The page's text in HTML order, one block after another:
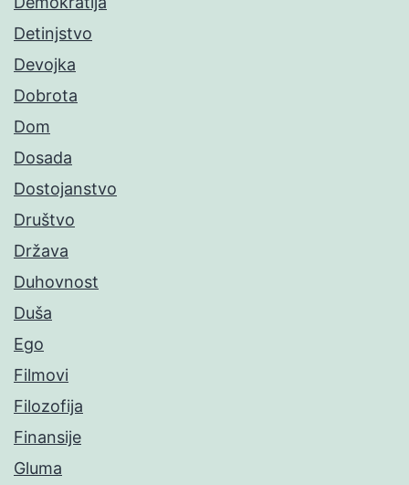
Detinjstvo
Devojka
Dobrota
Dom
Dosada
Dostojanstvo
Društvo
Država
Duhovnost
Duša
Ego
Filmovi
Filozofija
Finansije
Gluma